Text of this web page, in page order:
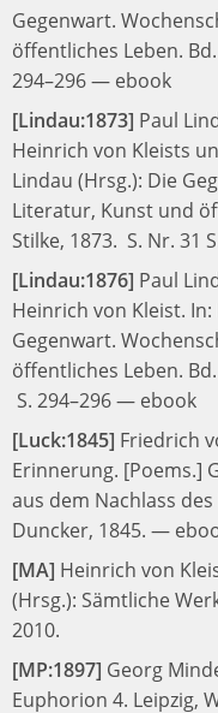
Gegenwart.
öffentliches Leben.
294–296— ebook
[Lindau:1873] Paul
Heinrich von Kleists
Lindau (Hrsg.): Die
Literatur, Kunst und
Stilke, 1873. S. Nr. 31
[Lindau:1876] Paul
Heinrich von Kleist. In:
Gegenwart.
öffentliches Leben.
S. 294–296— ebook
[Luck:1845] Friedrich
Erinnerung. [Poems.]
aus dem Nachlass
Duncker, 1845. —
[MA] Heinrich von
(Hrsg.): Sämtliche
2010.
[MP:1897] Georg
Euphorion 4. Leipzig,